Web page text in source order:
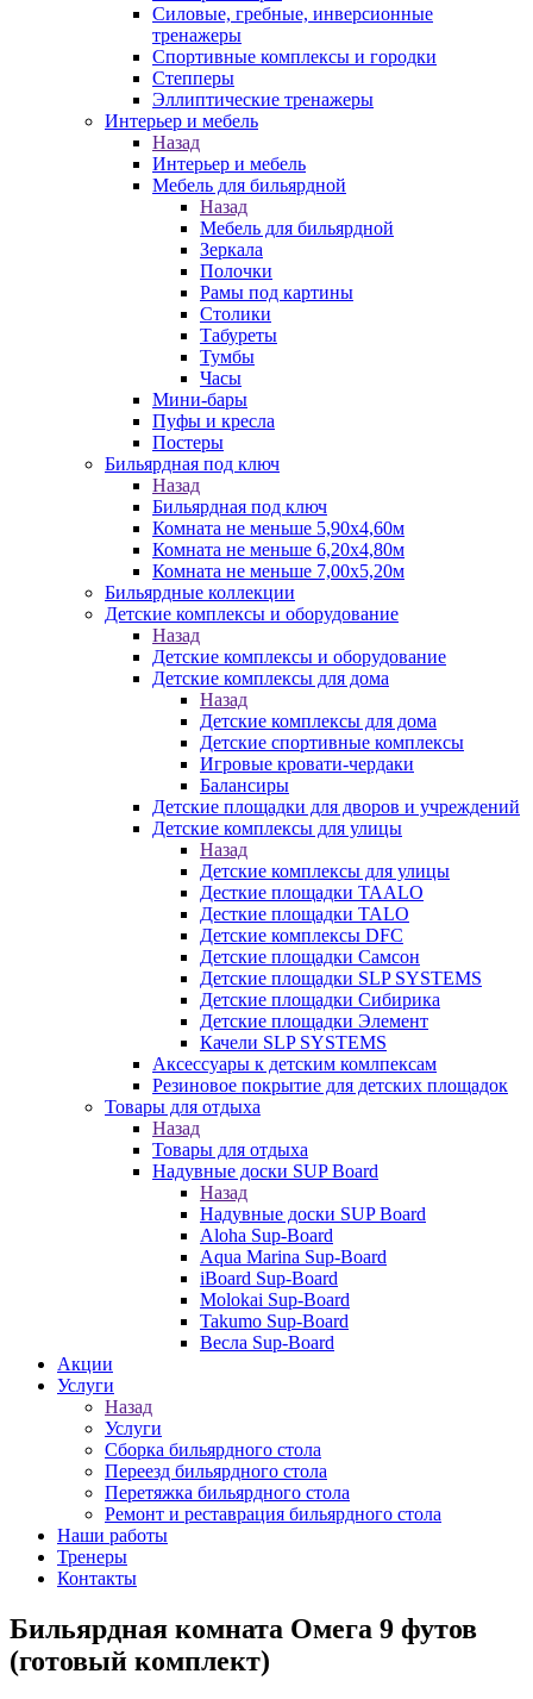
Силовые, гребные, инверсионные
тренажеры
Спортивные комплексы и городки
Степперы
Эллиптические тренажеры
Интерьер и мебель
Назад
Интерьер и мебель
Мебель для бильярдной
Назад
Мебель для бильярдной
Зеркала
Полочки
Рамы под картины
Столики
Табуреты
Тумбы
Часы
Мини-бары
Пуфы и кресла
Постеры
Бильярдная под ключ
Назад
Бильярдная под ключ
Комната не меньше 5,90х4,60м
Комната не меньше 6,20х4,80м
Комната не меньше 7,00х5,20м
Бильярдные коллекции
Детские комплексы и оборудование
Назад
Детские комплексы и оборудование
Детские комплексы для дома
Назад
Детские комплексы для дома
Детские спортивные комплексы
Игровые кровати-чердаки
Балансиры
Детские площадки для дворов и учреждений
Детские комплексы для улицы
Назад
Детские комплексы для улицы
Десткие площадки TAALO
Десткие площадки TALO
Детские комплексы DFC
Детские площадки Самсон
Детские площадки SLP SYSTEMS
Детские площадки Сибирика
Детские площадки Элемент
Качели SLP SYSTEMS
Аксессуары к детским комлпексам
Резиновое покрытие для детских площадок
Товары для отдыха
Назад
Товары для отдыха
Надувные доски SUP Board
Назад
Надувные доски SUP Board
Aloha Sup-Board
Aqua Marina Sup-Board
iBoard Sup-Board
Molokai Sup-Board
Takumo Sup-Board
Весла Sup-Board
Акции
Услуги
Назад
Услуги
Сборка бильярдного стола
Переезд бильярдного стола
Перетяжка бильярдного стола
Ремонт и реставрация бильярдного стола
Наши работы
Тренеры
Контакты
Бильярдная комната Омега 9 футов
(готовый комплект)